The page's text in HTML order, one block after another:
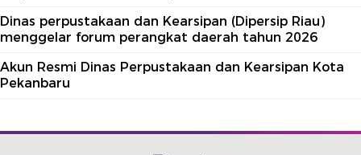
Dinas perpustakaan dan Kearsipan (Dipersip Riau)
menggelar forum perangkat daerah tahun 2026
Akun Resmi Dinas Perpustakaan dan Kearsipan Kota
Pekanbaru